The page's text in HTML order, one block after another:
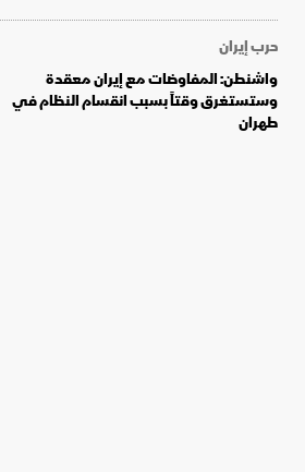
حرب إيران
واشنطن: المفاوضات مع إيران معقدة
وستستغرق وقتاً بسبب انقسام النظام في
طهران